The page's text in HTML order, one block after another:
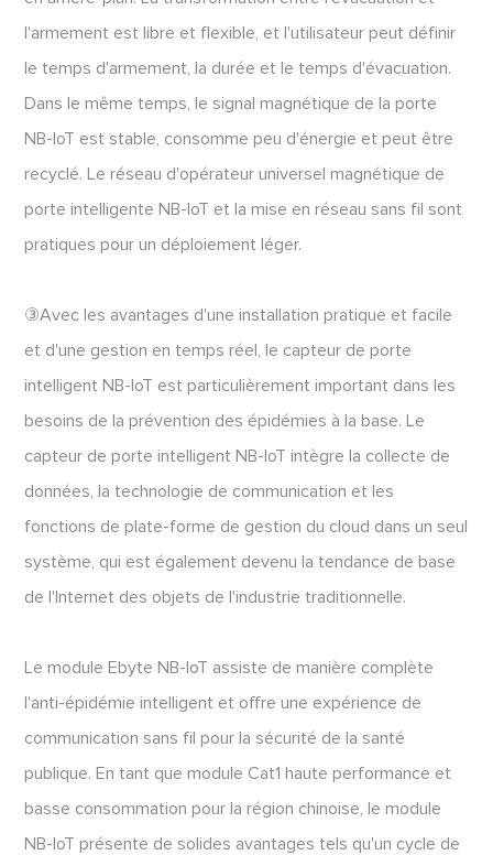
l'armement est libre et flexible, et l'utilisateur peut définir
le temps d'armement, la durée et le temps d'évacuation.
Dans le même temps, le signal magnétique de la porte
NB-IoT est stable, consomme peu d'énergie et peut être
recyclé. Le réseau d'opérateur universel magnétique de
porte intelligente NB-IoT et la mise en réseau sans fil sont
pratiques pour un déploiement léger.
③Avec les avantages d'une installation pratique et facile
et d'une gestion en temps réel, le capteur de porte
intelligent NB-IoT est particulièrement important dans les
besoins de la prévention des épidémies à la base. Le
capteur de porte intelligent NB-IoT intègre la collecte de
données, la technologie de communication et les
fonctions de plate-forme de gestion du cloud dans un seul
système, qui est également devenu la tendance de base
de l'Internet des objets de l'industrie traditionnelle.
Le module Ebyte NB-IoT assiste de manière complète
l'anti-épidémie intelligent et offre une expérience de
communication sans fil pour la sécurité de la santé
publique. En tant que module Cat1 haute performance et
basse consommation pour la région chinoise, le module
NB-IoT présente de solides avantages tels qu'un cycle de